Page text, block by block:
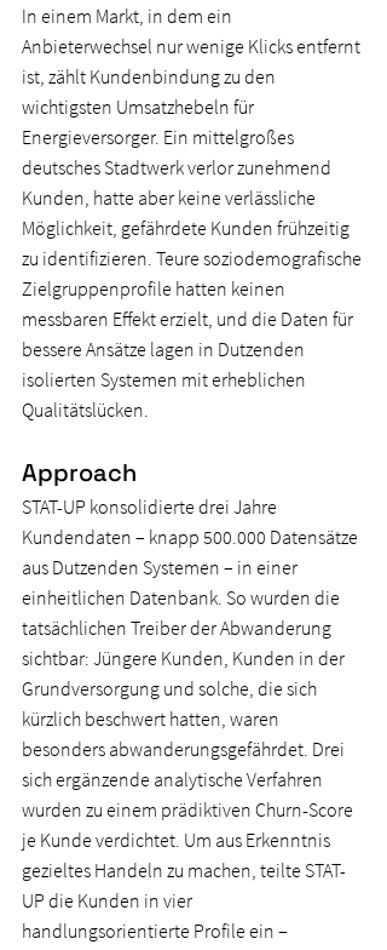
In einem Markt, in dem ein
Anbieterwechsel nur wenige Klicks entfernt
ist, zählt Kundenbindung zu den
wichtigsten Umsatzhebeln für
Energieversorger. Ein mittelgroßes
deutsches Stadtwerk verlor zunehmend
Kunden, hatte aber keine verlässliche
Möglichkeit, gefährdete Kunden frühzeitig
zu identifizieren. Teure soziodemografische
Zielgruppenprofile hatten keinen
messbaren Effekt erzielt, und die Daten für
bessere Ansätze lagen in Dutzenden
isolierten Systemen mit erheblichen
Qualitätslücken.
Approach
STAT-UP konsolidierte drei Jahre
Kundendaten – knapp 500.000 Datensätze
aus Dutzenden Systemen – in einer
einheitlichen Datenbank. So wurden die
tatsächlichen Treiber der Abwanderung
sichtbar: Jüngere Kunden, Kunden in der
Grundversorgung und solche, die sich
kürzlich beschwert hatten, waren
besonders abwanderungsgefährdet. Drei
sich ergänzende analytische Verfahren
wurden zu einem prädiktiven Churn-Score
je Kunde verdichtet. Um aus Erkenntnis
gezieltes Handeln zu machen, teilte STAT-
UP die Kunden in vier
handlungsorientierte Profile ein –